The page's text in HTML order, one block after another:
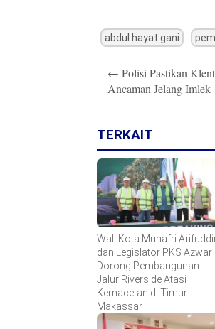
abdul hayat gani
navigation
← Polisi Pastikan
Ancaman Jelang Imlek
TERKAIT
Wali Kota Munafri
dan Legislator PKS Azwar
Dorong Pembangunan
Jalur Riverside Atasi
Kemacetan di Timur
Makassar